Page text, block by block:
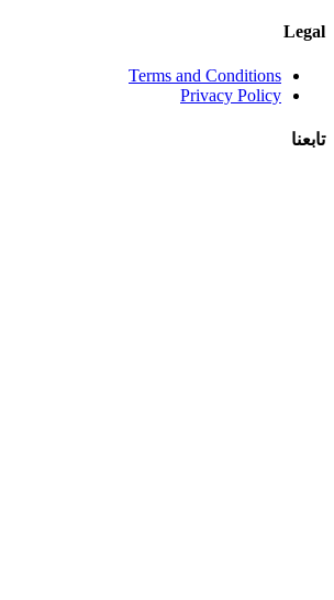
Legal
Terms and Conditions
Privacy Policy
تابعنا